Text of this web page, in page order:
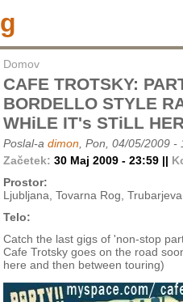
Domov
CAFE TROTSKY:
BORDELLO STYLE
WHiLE IT's STiLL
Poslal-a dimon , Pon, 04/05/2009 -
Začetek: 30 Maj 2009 - 23:59 ||
Prostor:
Ljubljana, Tovarna Rog,
Telo:
Catch the last gigs of 'non-stop
Cafe Trotsky goes on the road
here and then between touring)